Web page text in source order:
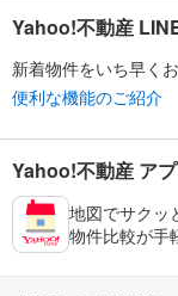
Yahoo!不動産
新着物件をいち早く
便利な機能のご紹介
Yahoo!不動産 ア
地図でサクッ
物件比較が手